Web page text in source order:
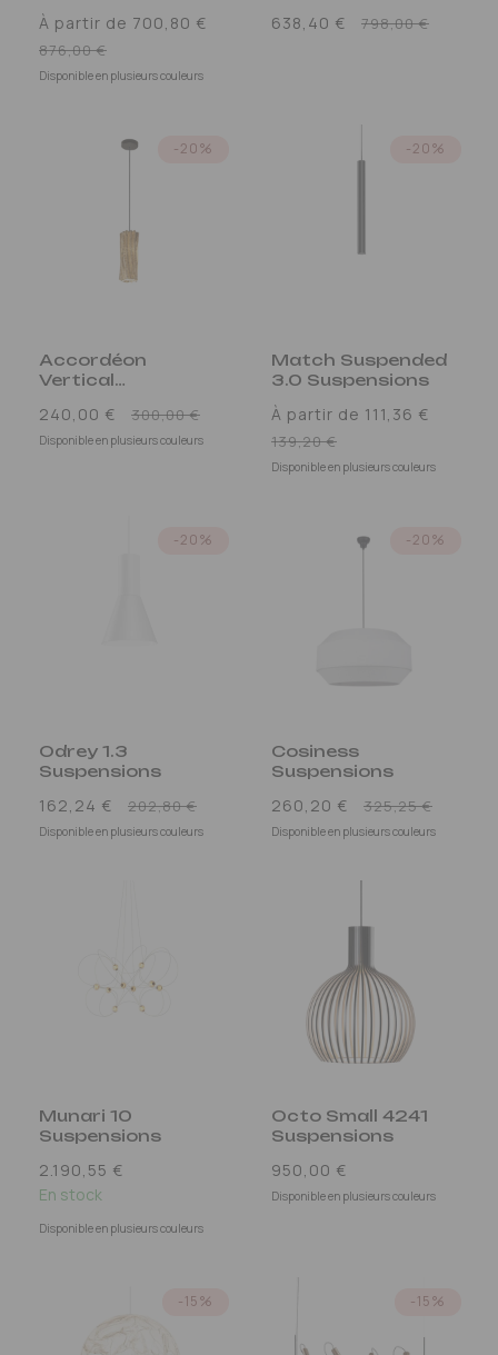
À partir de 700,80 €
876,00 €
promotionnel
Disponible en plusieurs couleurs
638,40 € 798,00 €
-20%
Accordéon
Vertical
240,00 € 300,00 €
promotionnel
Disponible en plusieurs couleurs
-20%
Match Suspended
3.0 Suspensions
À partir de 111,36 €
139,20 €
promotionnel
Disponible en plusieurs couleurs
-20%
Odrey 1.3
Suspensions
162,24 € 202,80 €
promotionnel
Disponible en plusieurs couleurs
-20%
Cosiness
Suspensions
260,20 € 325,25 €
Disponible en plusieurs couleurs
Munari 10
Suspensions
Prix
habituel
2.190,55 €
En stock
Disponible en plusieurs couleurs
Octo Small 4241
Suspensions
Prix
habituel
950,00 €
Disponible en plusieurs couleurs
-15% -15%